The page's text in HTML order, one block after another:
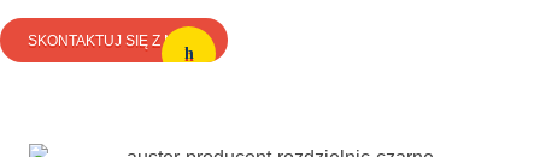
SKONTAKTUJ SIĘ Z NAMI